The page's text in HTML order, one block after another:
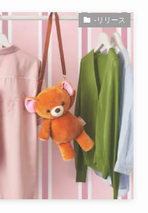
-リリース